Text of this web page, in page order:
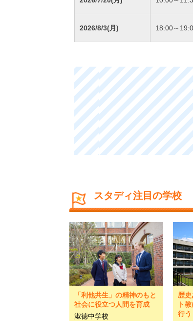
2026/8/3(月) 18:00～
スタディ注目の学校
「利他共生」の精神のもと
社会に役立つ人間を育成
淑徳中学校
歴
ト
行う